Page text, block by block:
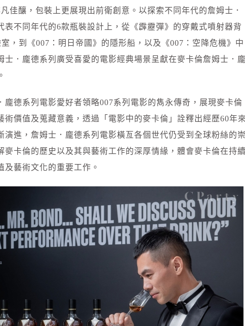
佳釀，包裝上更展現出前衛創意。以探索不同年代的詹姆士．
表不同年代的6款瓶裝設計上，從《霹靂彈》的穿戴式噴射器背
，到《007：明日帝國》的隱形船，以及《007：空降危機》中
士．龐德系列廣受喜愛的電影經典場景呈獻在麥卡倫詹姆士．
龐德系列電影愛好者領略007系列電影的雋永傳奇，展現麥卡倫
術價值及蒐藏意義，透過「電影中的麥卡倫」詮釋出經歷60年
演進，詹姆士．龐德系列電影橫亙各個世代仍受到全球粉絲的
麥卡倫的歷史以及其與藝術工作的深厚情緣，體會麥卡倫在持
藝術文化的重要工作。